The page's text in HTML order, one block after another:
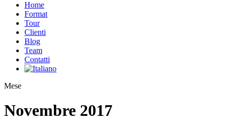
Home
Format
Tour
Clienti
Blog
Team
Contatti
Mese
Novembre 2017